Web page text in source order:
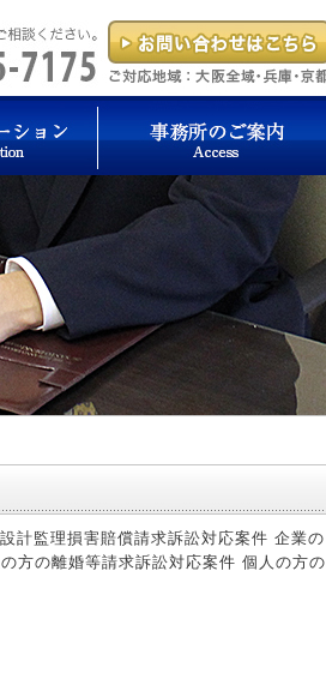
計監理損害賠償請求訴訟対応案件 企業の
方の離婚等請求訴訟対応案件 個人の方の